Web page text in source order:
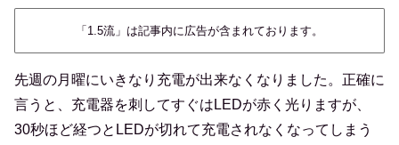
「1.5流」は記事内に広告が含まれております。
先週の月曜にいきなり充電が出来なくなりました。正確に
言うと、充電器を刺してすぐはLEDが赤く光りますが、
30秒ほど経つとLEDが切れて充電されなくなってしまう